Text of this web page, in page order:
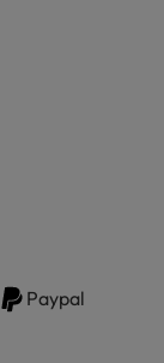
Paypal